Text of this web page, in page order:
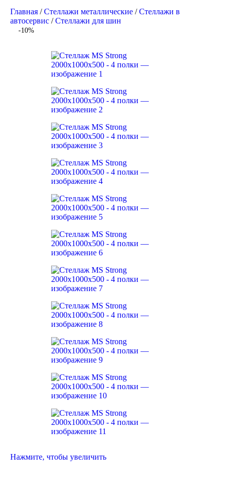
Главная / Стеллажи металлические / Стеллажи в
автосервис / Cтеллажи для шин
-10%
Нажмите, чтобы увеличить